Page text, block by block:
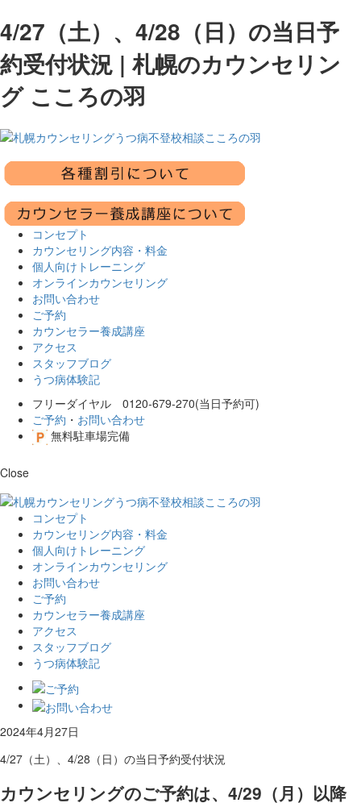
4/27（土）、4/28（日）の当日予
約受付状況 | 札幌のカウンセリン
グ こころの羽
コンセプト
カウンセリング内容・料金
個人向けトレーニング
オンラインカウンセリング
お問い合わせ
ご予約
カウンセラー養成講座
アクセス
スタッフブログ
うつ病体験記
フリーダイヤル 0120-679-270(当日予約可)
ご予約 ・ お問い合わせ
無料駐車場完備
Close
コンセプト
カウンセリング内容・料金
個人向けトレーニング
オンラインカウンセリング
お問い合わせ
ご予約
カウンセラー養成講座
アクセス
スタッフブログ
うつ病体験記
2024年4月27日
4/27（土）、4/28（日）の当日予約受付状況
カウンセリングのご予約は、4/29（月）以降